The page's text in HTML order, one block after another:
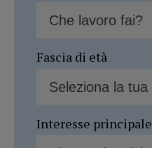
Fascia di età
Interesse principale